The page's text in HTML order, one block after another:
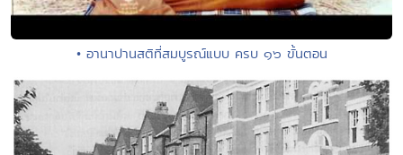
• อานาปานสติที่สมบูรณ์แบบ ครบ ๑๖ ขั้นตอน